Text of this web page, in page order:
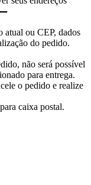
atual ou CEP, dados
do pedido.
não será possível
para entrega.
o pedido e realize
caixa postal.